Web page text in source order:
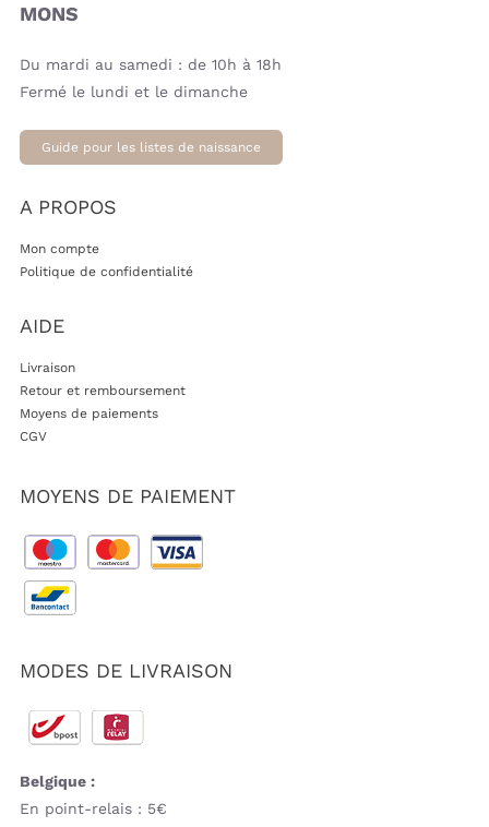
MONS
Du mardi au samedi : de 10h à 18h
Fermé le lundi et le dimanche
Guide pour les listes de naissance
A PROPOS
Mon compte
Politique de confidentialité
AIDE
Livraison
Retour et remboursement
Moyens de paiements
CGV
MOYENS DE PAIEMENT
MODES DE LIVRAISON
Belgique :
En point-relais : 5€